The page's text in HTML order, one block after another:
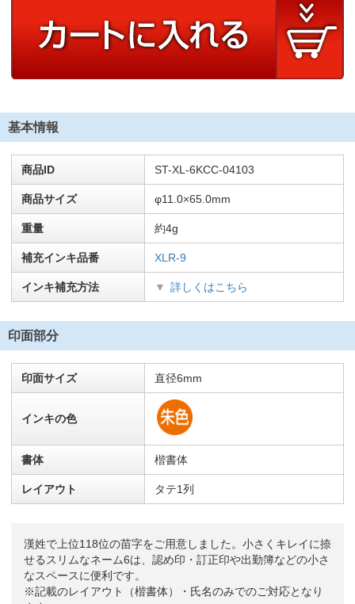
基本情報
商品ID ST-XL-6KCC-04103
商品サイズ φ11.0×65.0mm
重量 約4g
補充インキ品番 XLR-9
インキ補充方法 詳しくはこちら
印面部分
印面サイズ 直径6mm
インキの色
書体 楷書体
レイアウト タテ1列
漢姓で上位118位の苗字をご用意しました。小さくキレイに捺
せるスリムなネーム6は、認め印・訂正印や出勤簿などの小さ
なスペースに便利です。
※記載のレイアウト（楷書体）・氏名のみでのご対応となり